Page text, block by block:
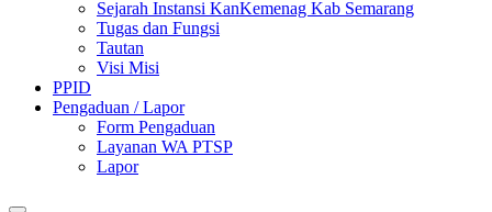
Sejarah Instansi KanKemenag Kab Semarang
Tugas dan Fungsi
Tautan
Visi Misi
PPID
Pengaduan / Lapor
Form Pengaduan
Layanan WA PTSP
Lapor